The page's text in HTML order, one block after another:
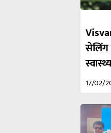
सेलिंग
17/02/